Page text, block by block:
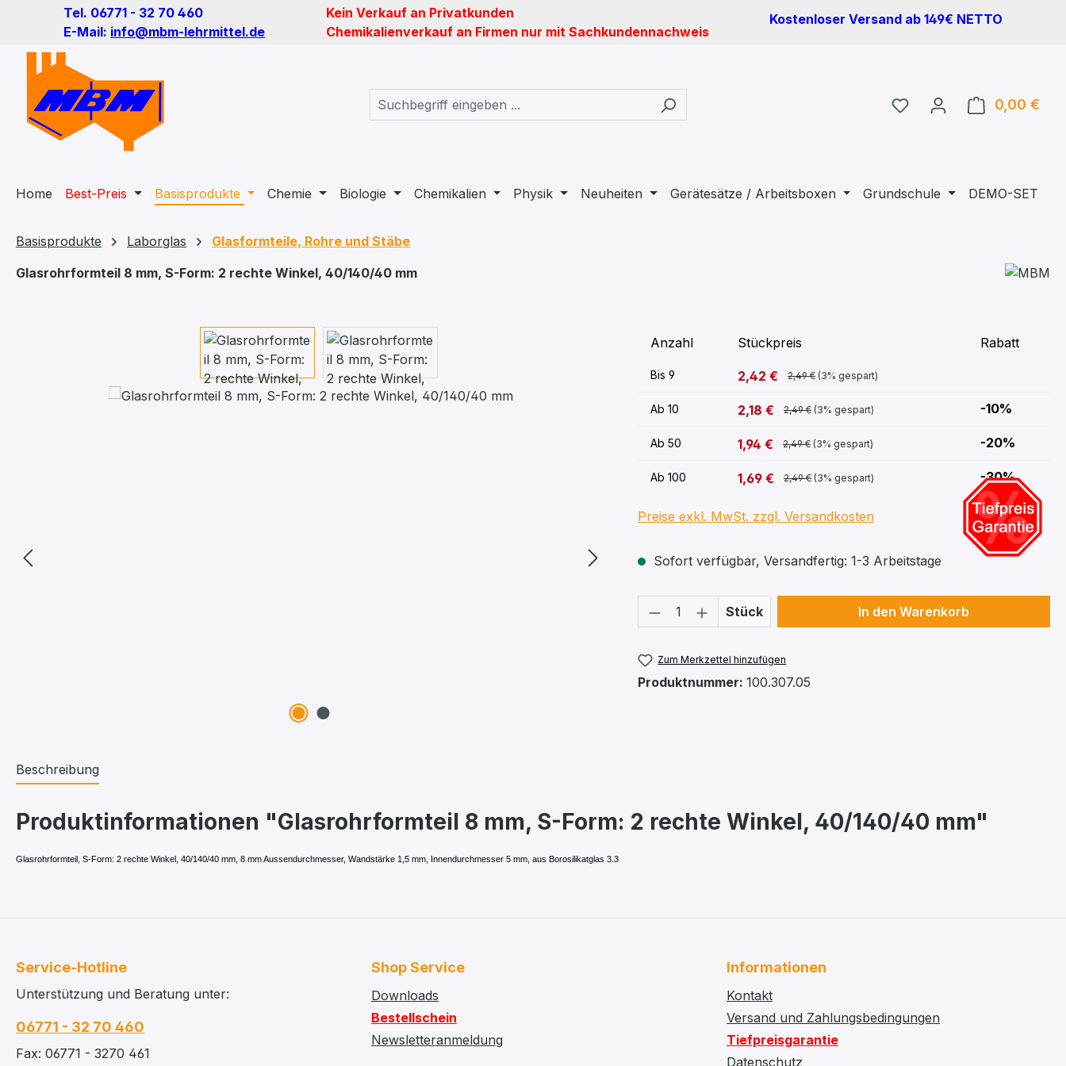
Hauptinhalt springen
Zur Suche springen
Zur Hauptnavigation springen
Tel. 06771 - 32 70 460
E-Mail: info@mbm-lehrmittel.de
Kein Verkauf an Privatkunden
Chemikalienverkauf an Firmen nur mit Sachkundennachweis
Kostenloser Versand ab 149€ NETTO
Du hast 0 Produkte auf
0,00 €
Home Best-Preis Basisprodukte Chemie Biologie Chemikalien Physik Neuheiten Gerätesätze / Arbeitsboxen Grundschule DEMO-SET
Basisprodukte Laborglas
Glasformteile, Rohre und Stäbe
Glasrohrformteil 8 mm, S-Form: 2 rechte Winkel, 40/140/40 mm
Anzahl Stückpreis Rabatt
Bis 9 2,42 € 2,49 € (3% gespart)
Ab 10 2,18 € 2,49 € (3% gespart) -10%
Ab 50 1,94 € 2,49 € (3% gespart) -20%
Ab 100 1,69 € 2,49 € (3% gespart) -30%
Preise exkl. MwSt. zzgl. Versandkosten
Sofort verfügbar, Versandfertig: 1-3 Arbeitstage
Produkt Anzahl: Gib den gewünschten Wert
Stück In den Warenkorb
Zum Merkzettel hinzufügen
Produktnummer: 100.307.05
Beschreibung
Produktinformationen "Glasrohrformteil 8 mm, S-Form: 2 rechte Winkel, 40/140/40 mm"
Glasrohrformteil, S-Form: 2 rechte Winkel, 40/140/40 mm , 8 mm Aussendurchmesser, Wandstärke 1,5 mm, Innendurchmesser 5 mm, aus Borosilikatglas 3.3
Service-Hotline
Unterstützung und Beratung unter:
06771 - 32 70 460
Fax: 06771 - 3270 461
Shop Service
Downloads
Bestellschein
Newsletteranmeldung
Informationen
Kontakt
Versand und Zahlungsbedingungen
Tiefpreisgarantie
Datenschutz